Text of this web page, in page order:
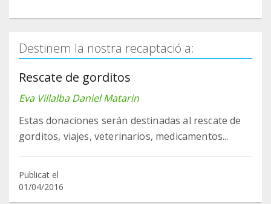
Destinem la nostra recaptació a:
Rescate de gorditos
Eva Villalba Daniel Matarin
Estas donaciones serán destinadas al rescate de
gorditos, viajes, veterinarios, medicamentos...
Publicat el
01/04/2016